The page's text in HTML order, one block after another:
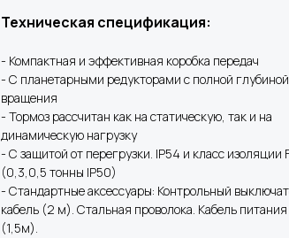
Техническая спецификация:
- Компактная и эффективная коробка передач
- С планетарными редукторами с полной глубиной
вращения
- Тормоз рассчитан как на статическую, так и на
динамическую нагрузку
- С защитой от перегрузки. IP54 и класс изоляции
(0,3,0,5 тонны IP50)
- Стандартные аксессуары: Контрольный
кабель (2 м). Стальная проволока. Кабель питания
(1,5м).